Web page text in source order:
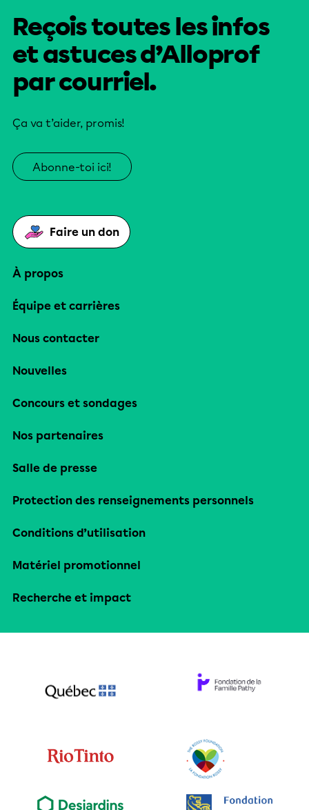
Reçois toutes les infos
et astuces d’Alloprof
par courriel.
Ça va t’aider, promis!
Abonne-toi ici!
Faire un don
À propos
Équipe et carrières
Nous contacter
Nouvelles
Concours et sondages
Nos partenaires
Salle de presse
Protection des renseignements personnels
Conditions d’utilisation
Matériel promotionnel
Recherche et impact